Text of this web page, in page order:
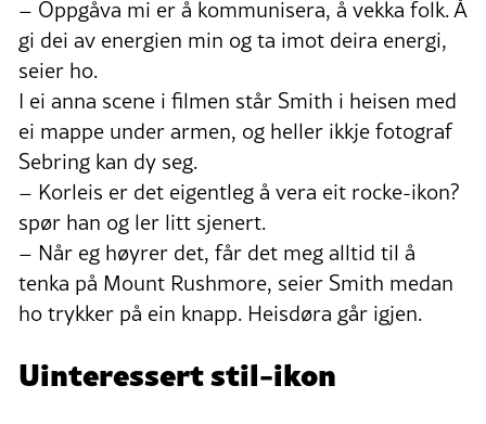
– Oppgåva mi er å kommunisera, å vekka folk. Å
gi dei av energien min og ta imot deira energi,
seier ho.
I ei anna scene i filmen står Smith i heisen med
ei mappe under armen, og heller ikkje fotograf
Sebring kan dy seg.
– Korleis er det eigentleg å vera eit rocke-ikon?
spør han og ler litt sjenert.
– Når eg høyrer det, får det meg alltid til å
tenka på Mount Rushmore, seier Smith medan
ho trykker på ein knapp. Heisdøra går igjen.
Uinteressert stil-ikon